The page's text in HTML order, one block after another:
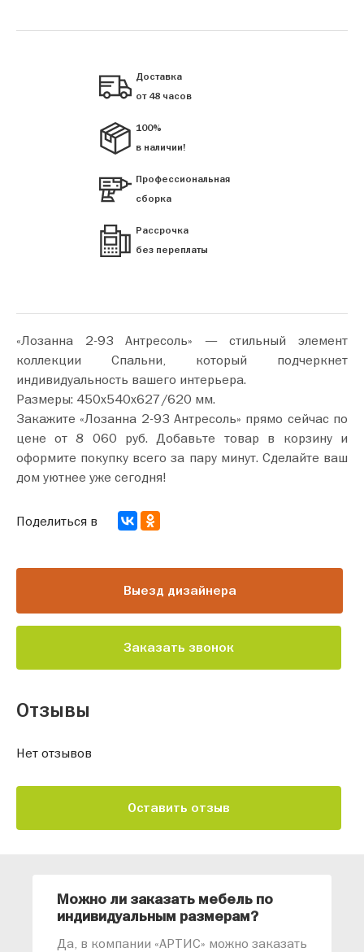
Доставка
от 48 часов
100%
в наличии!
Профессиональная
сборка
Рассрочка
без переплаты
«Лозанна 2-93 Антресоль» — стильный элемент
коллекции Спальни, который подчеркнет
индивидуальность вашего интерьера.
Размеры: 450х540х627/620 мм.
Закажите «Лозанна 2-93 Антресоль» прямо сейчас по
цене от 8 060 руб. Добавьте товар в корзину и
оформите покупку всего за пару минут. Сделайте ваш
дом уютнее уже сегодня!
Выезд дизайнера
Заказать звонок
Поделиться в
Отзывы
Нет отзывов
Оставить отзыв
Можно ли заказать мебель по
индивидуальным размерам?
Да, в компании «АРТИС» можно заказать